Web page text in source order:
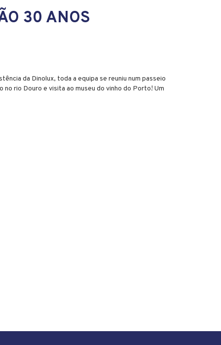
30 ANOS
da Dinolux, toda a equipa se reuniu num passeio
rio Douro e visita ao museu do vinho do Porto! Um